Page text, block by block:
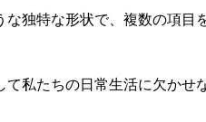
独特な形状で、複数の項
私たちの日常生活に欠かせ